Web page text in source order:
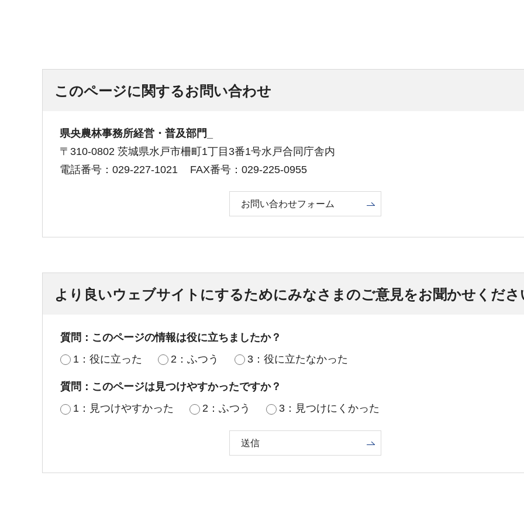
このページに関するお問い合わせ
県央農林事務所経営・普及部門_
〒310-0802 茨城県水戸市柵町1丁目3番1号水戸合同庁舎内
電話番号：029-227-1021
FAX番号：029-225-0955
お問い合わせフォーム
より良いウェブサイトにするためにみなさまのご意見をお聞かせくださ
質問：このページの情報は役に立ちましたか？
1：役に立った
2：ふつう 3：役に立たなかった
質問：このページは見つけやすかったですか？
1：見つけやすかった
2：ふつう 3：見つけにくかった